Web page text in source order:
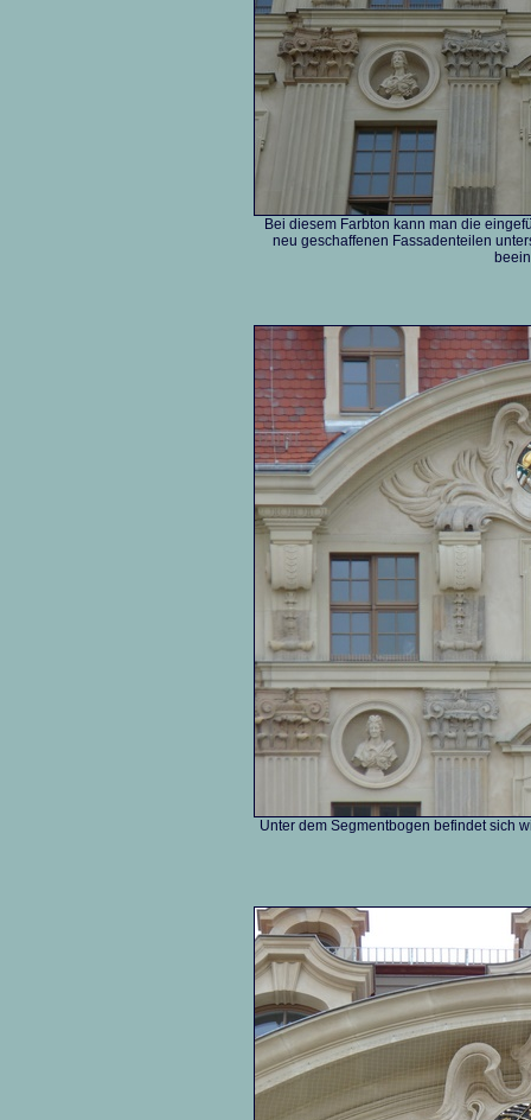
Bei diesem Farbton kann man die
neu geschaffenen Fassadenteilen
Unter dem Segmentbogen befindet sich